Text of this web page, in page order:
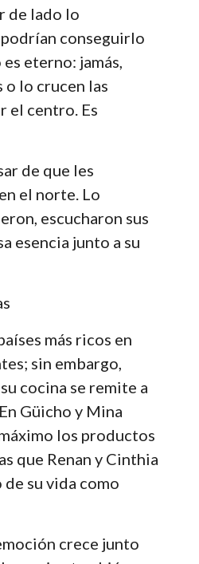
de lado lo
conseguirlo
eterno: jamás,
o lo crucen las
el centro. Es
de que les
el norte. Lo
escucharon sus
esencia junto a su
más ricos en
sin embargo,
cocina se remite a
Güicho y Mina
los productos
que Renan y Cinthia
su vida como
crece junto